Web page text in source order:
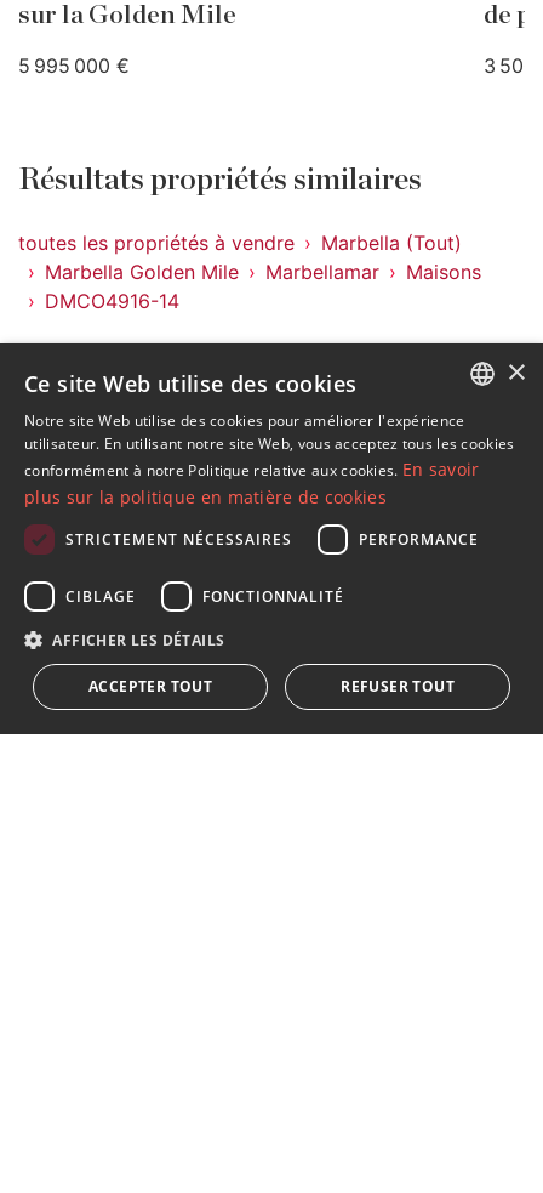
sur la Golden Mile
5 995 000 €
de
3 500
Résultats propriétés similaires
toutes les propriétés à vendre
Marbella (Tout)
Marbella Golden Mile
Marbellamar
Maisons
DMCO4916-14
Propriétés à Marbella Golden Mile
Propriétés à Marbella (Tout)
Maisons à Marbellamar
S´abonner à notre lettre d'information
le style de vie à Marbella
ENGLISH
SPANISH
×
Ce site Web utilise des cookies
Notre site Web utilise des cookies pour améliorer l'expérience
utilisateur. En utilisant notre site Web, vous acceptez tous les cookies
conformément à notre Politique relative aux cookies. En savoir
plus sur la politique en matière de cookies
STRICTEMENT NÉCESSAIRES PERFORMANCE
CIBLAGE FONCTIONNALITÉ
AFFICHER LES DÉTAILS
ACCEPTER TOUT REFUSER TOUT